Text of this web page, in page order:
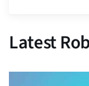
Latest